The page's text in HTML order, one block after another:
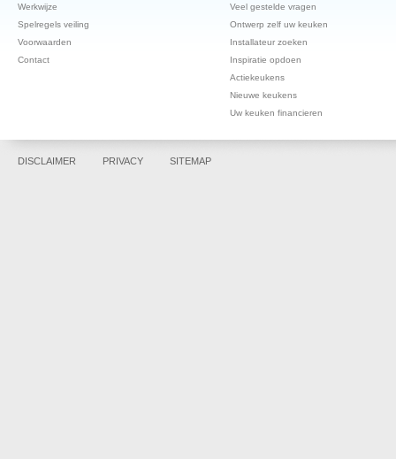
Werkwijze
Spelregels veiling
Voorwaarden
Contact
Veel gestelde vragen
Ontwerp zelf uw keuken
Installateur zoeken
Inspiratie opdoen
Actiekeukens
Nieuwe keukens
Uw keuken financieren
DISCLAIMER PRIVACY SITEMAP